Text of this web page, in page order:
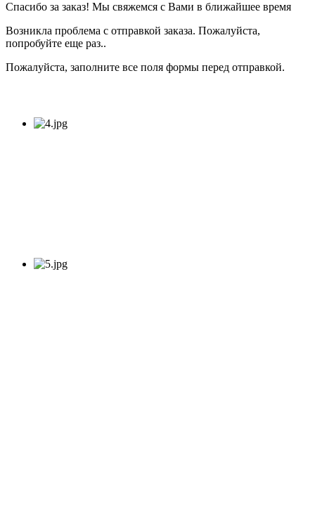
Спасибо за заказ! Мы свяжемся с Вами в ближайшее время
Возникла проблема с отправкой заказа. Пожалуйста,
попробуйте еще раз..
Пожалуйста, заполните все поля формы перед отправкой.